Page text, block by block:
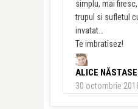
simplu, mai
trupul si sufletul
invatat…
Te imbratisez!
ALICE
30 octombrie